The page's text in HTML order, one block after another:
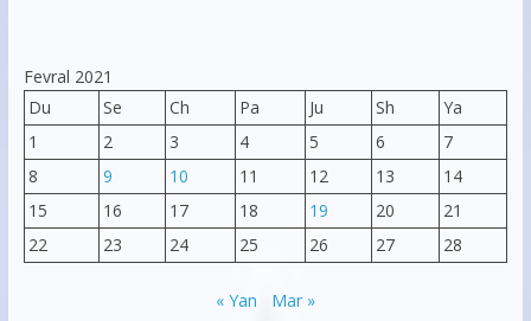
Fevral 2021
Du
Se Ch Pa Ju Sh
Ya
1
2 3 4 5 6
7
8
9 10 11 12 13
14
15
16 17 18 19 20
21
22
23 24 25 26 27 28
« Yan Mar »